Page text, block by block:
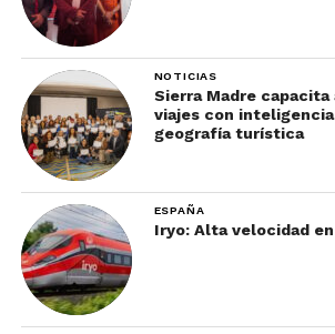
Más allá de la zona, en Los Ángeles
que por sí solos vale la pena
en ellos o no.
Son centros de hospedaje
historias muy peculiares.
En estos, por ejemplo, se
NOTICIAS
Sierra Madre capacita
viajes con
geografía turística
ESPAÑA
Iryo: Alta velocidad en